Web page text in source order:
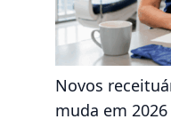
Novos
muda em 2026